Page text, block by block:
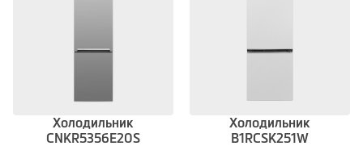
Холодильник
CNKR5356E20S
Холодильник
B1RCSK251W